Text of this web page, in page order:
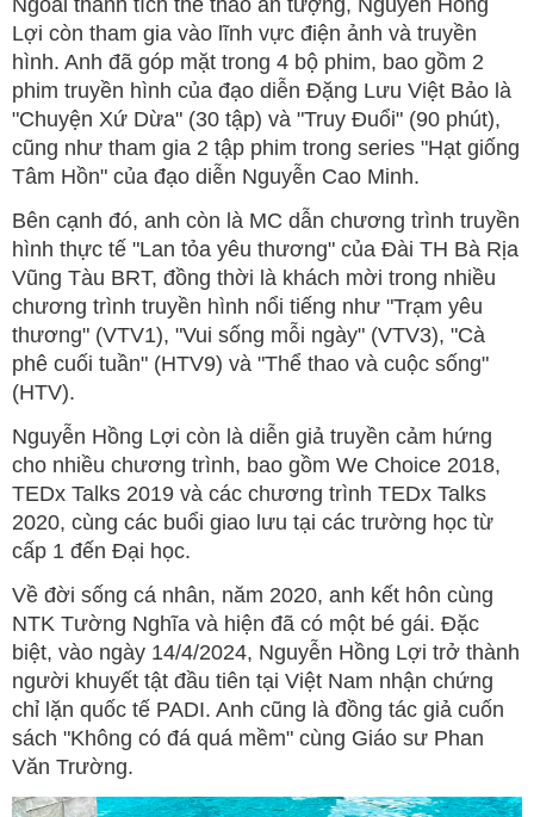
Ngoài thành tích thể thao ấn tượng, Nguyễn Hồng
Lợi còn tham gia vào lĩnh vực điện ảnh và truyền
hình. Anh đã góp mặt trong 4 bộ phim, bao gồm 2
phim truyền hình của đạo diễn Đặng Lưu Việt Bảo là
"Chuyện Xứ Dừa" (30 tập) và "Truy Đuổi" (90 phút),
cũng như tham gia 2 tập phim trong series "Hạt giống
Tâm Hồn" của đạo diễn Nguyễn Cao Minh.
Bên cạnh đó, anh còn là MC dẫn chương trình truyền
hình thực tế "Lan tỏa yêu thương" của Đài TH Bà Rịa
Vũng Tàu BRT, đồng thời là khách mời trong nhiều
chương trình truyền hình nổi tiếng như "Trạm yêu
thương" (VTV1), "Vui sống mỗi ngày" (VTV3), "Cà
phê cuối tuần" (HTV9) và "Thể thao và cuộc sống"
(HTV).
Nguyễn Hồng Lợi còn là diễn giả truyền cảm hứng
cho nhiều chương trình, bao gồm We Choice 2018,
TEDx Talks 2019 và các chương trình TEDx Talks
2020, cùng các buổi giao lưu tại các trường học từ
cấp 1 đến Đại học.
Về đời sống cá nhân, năm 2020, anh kết hôn cùng
NTK Tường Nghĩa và hiện đã có một bé gái. Đặc
biệt, vào ngày 14/4/2024, Nguyễn Hồng Lợi trở thành
người khuyết tật đầu tiên tại Việt Nam nhận chứng
chỉ lặn quốc tế PADI. Anh cũng là đồng tác giả cuốn
sách "Không có đá quá mềm" cùng Giáo sư Phan
Văn Trường.